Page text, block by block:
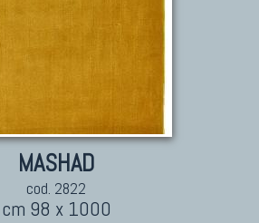
MASHAD
cod. 2822
cm 98 x 1000